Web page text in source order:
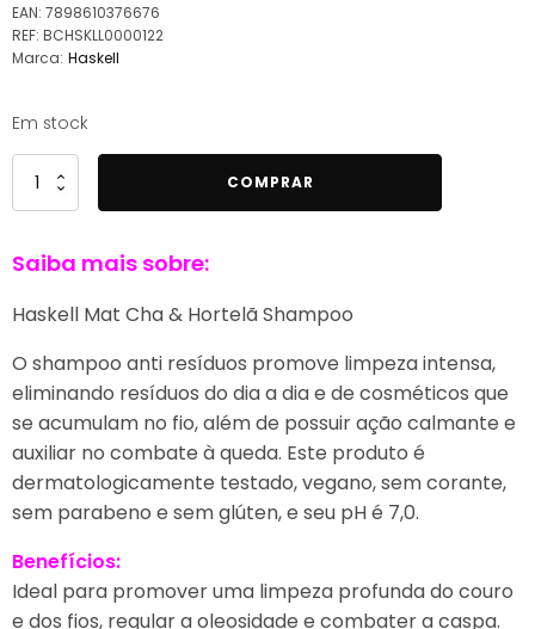
EAN: 7898610376676
REF: BCHSKLL0000122
Marca: Haskell
Em stock
Quantidade
de
Mat
&
Antirresídos
300ml
COMPRAR
Saiba mais sobre:
Haskell Mat Cha & Hortelã Shampoo
O shampoo anti resíduos promove limpeza intensa,
eliminando resíduos do dia a dia e de cosméticos que
se acumulam no fio, além de possuir ação calmante e
auxiliar no combate à queda. Este produto é
dermatologicamente testado, vegano, sem corante,
sem parabeno e sem glúten, e seu pH é 7,0.
Benefícios:
Ideal para promover uma limpeza profunda do couro
e dos fios, regular a oleosidade e combater a caspa.